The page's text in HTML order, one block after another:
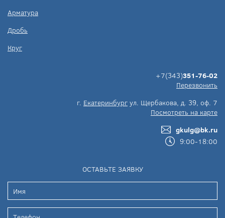
Арматура
Дробь
Круг
+7(343)351-76-02
Перезвонить
г. Екатеринбург ул. Щербакова, д. 39, оф. 7
Посмотреть на карте
gkulg@bk.ru
9:00-18:00
ОСТАВЬТЕ ЗАЯВКУ